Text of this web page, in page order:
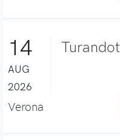
14
AUG
2026
Turandot
Verona